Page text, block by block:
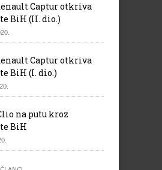
Captur otkriva
BiH (II. dio.)
Captur otkriva
BiH (I. dio.)
na putu kroz
BiH